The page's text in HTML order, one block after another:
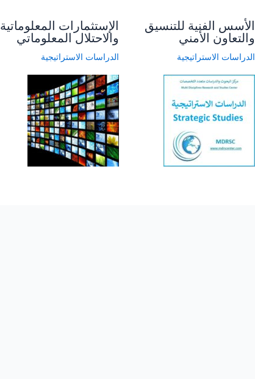
الأسس الفنية للتنسيق
والتعاون الأمني
الدراسات الاستراتيجية
الإستثمارات المعلوماتية
والاحتلال المعلوماتي
الدراسات الاستراتيجية